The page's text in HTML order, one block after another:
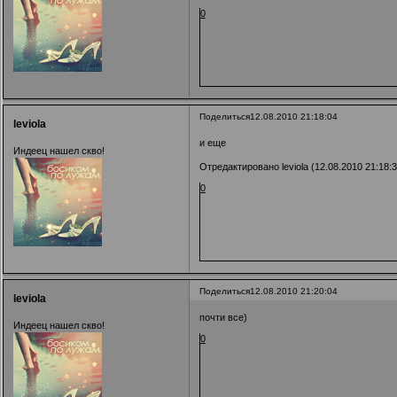
0
Поделиться12.08.2010 21:18:04
leviola
Индеец нашел скво!
и еще
Отредактировано leviola (12.08.2010
0
Поделиться12.08.2010 21:20:04
leviola
Индеец нашел скво!
почти все)
0